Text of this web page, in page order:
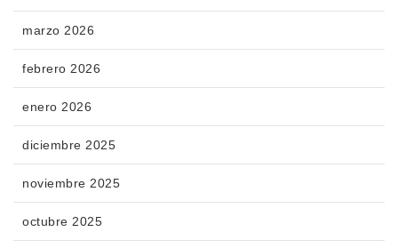
marzo 2026
febrero 2026
enero 2026
diciembre 2025
noviembre 2025
octubre 2025